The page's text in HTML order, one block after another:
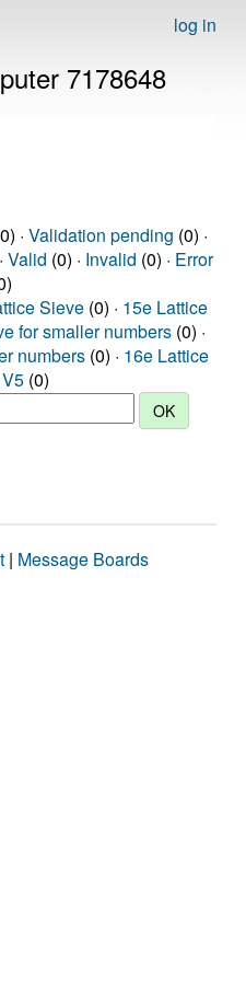
log in
7178648
· Validation pending (0) ·
Valid (0) · Invalid (0) · Error
Sieve (0) · 15e Lattice
for smaller numbers (0) ·
numbers (0) · 16e Lattice
(0)
| Message Boards